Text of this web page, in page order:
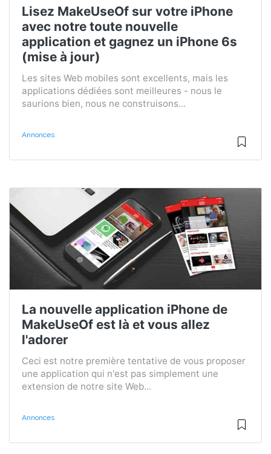
Lisez MakeUseOf sur votre iPhone
avec notre toute nouvelle
application et gagnez un iPhone 6s
(mise à jour)
Les sites Web mobiles sont excellents, mais les
applications dédiées sont meilleures - nous le
saurions bien, nous ne construisons...
Annonces
La nouvelle application iPhone de
MakeUseOf est là et vous allez
l'adorer
Ceci est notre première tentative de vous proposer
une application qui n'est pas simplement une
extension de notre site Web...
Annonces